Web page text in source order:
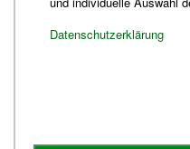
Datenschutzerklärung